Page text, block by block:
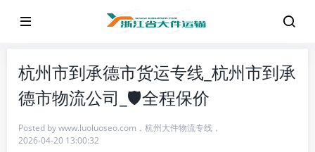
杭州市到承德市货运专线_杭州市到承
德市物流公司_🛡️全程保价
Posted bywww.luoluoseo.com ， 杭州大件物流专线 ，
2026-04-20 13:00:32